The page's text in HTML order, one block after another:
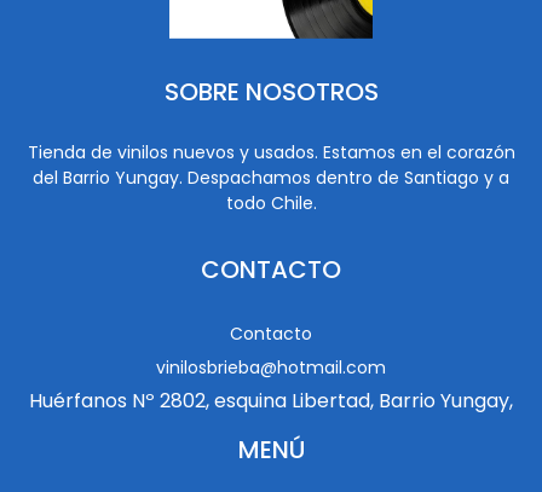
SOBRE NOSOTROS
Tienda de vinilos nuevos y usados. Estamos en el corazón
del Barrio Yungay. Despachamos dentro de Santiago y a
todo Chile.
CONTACTO
Contacto
vinilosbrieba@hotmail.com
Huérfanos Nº 2802, esquina Libertad, Barrio Yungay,
MENÚ